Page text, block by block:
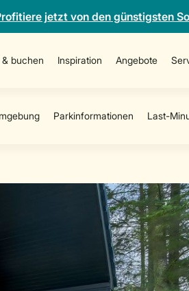
jetzt von den günstigsten
buchen Inspiration Angebote